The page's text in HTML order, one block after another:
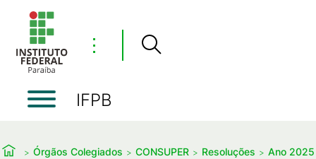
⋮
IFPB
Órgãos Colegiados CONSUPER Resoluções Ano 2025